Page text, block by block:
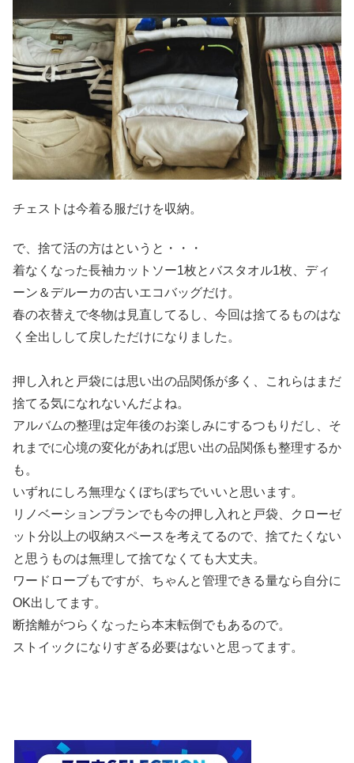
チェストは今着る服だけを収納。
で、捨て活の方はというと・・・
着なくなった長袖カットソー1枚とバスタオル1枚、ディ
ーン＆デルーカの古いエコバッグだけ。
春の衣替えで冬物は見直してるし、今回は捨てるものはな
く全出しして戻しただけになりました。
押し入れと戸袋には思い出の品関係が多く、これらはまだ
捨てる気になれないんだよね。
アルバムの整理は定年後のお楽しみにするつもりだし、そ
れまでに心境の変化があれば思い出の品関係も整理するか
も。
いずれにしろ無理なくぼちぼちでいいと思います。
リノベーションプランでも今の押し入れと戸袋、クローゼ
ット分以上の収納スペースを考えてるので、捨てたくない
と思うものは無理して捨てなくても大丈夫。
ワードローブもですが、ちゃんと管理できる量なら自分に
OK出してます。
断捨離がつらくなったら本末転倒でもあるので。
ストイックになりすぎる必要はないと思ってます。